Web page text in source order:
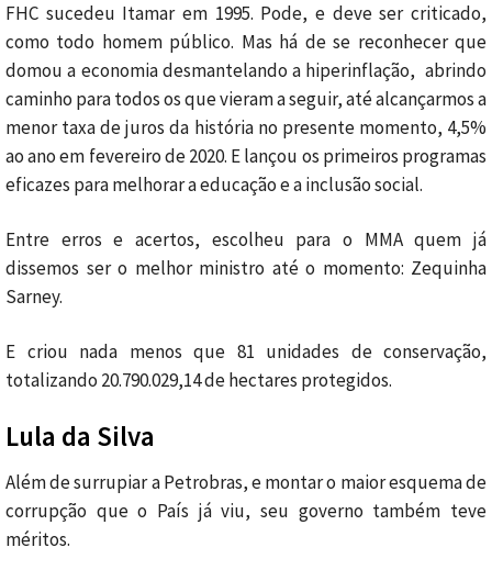
FHC sucedeu Itamar em 1995. Pode, e deve ser criticado,
como todo homem público. Mas há de se reconhecer que
domou a economia desmantelando a hiperinflação, abrindo
caminho para todos os que vieram a seguir, até alcançarmos a
menor taxa de juros da história no presente momento, 4,5%
ao ano em fevereiro de 2020. E lançou os primeiros programas
eficazes para melhorar a educação e a inclusão social.
Entre erros e acertos, escolheu para o MMA quem já
dissemos ser o melhor ministro até o momento: Zequinha
Sarney.
E criou nada menos que 81 unidades de conservação,
totalizando 20.790.029,14 de hectares protegidos.
Lula da Silva
Além de surrupiar a Petrobras, e montar o maior esquema de
corrupção que o País já viu, seu governo também teve
méritos.